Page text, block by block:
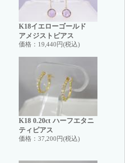
K18イエローゴールド
アメジストピアス
価格： 19,440円(税込)
K18 0.20ct ハーフエタニ
ティピアス
価格： 37,200円(税込)